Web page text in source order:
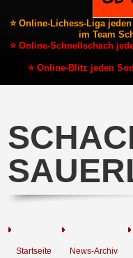
⭐ Online-Lichess-Liga
im Team
⭐ Online-Schnellschach
⭐ Online-Blitz jeden
Startseite News-Archiv